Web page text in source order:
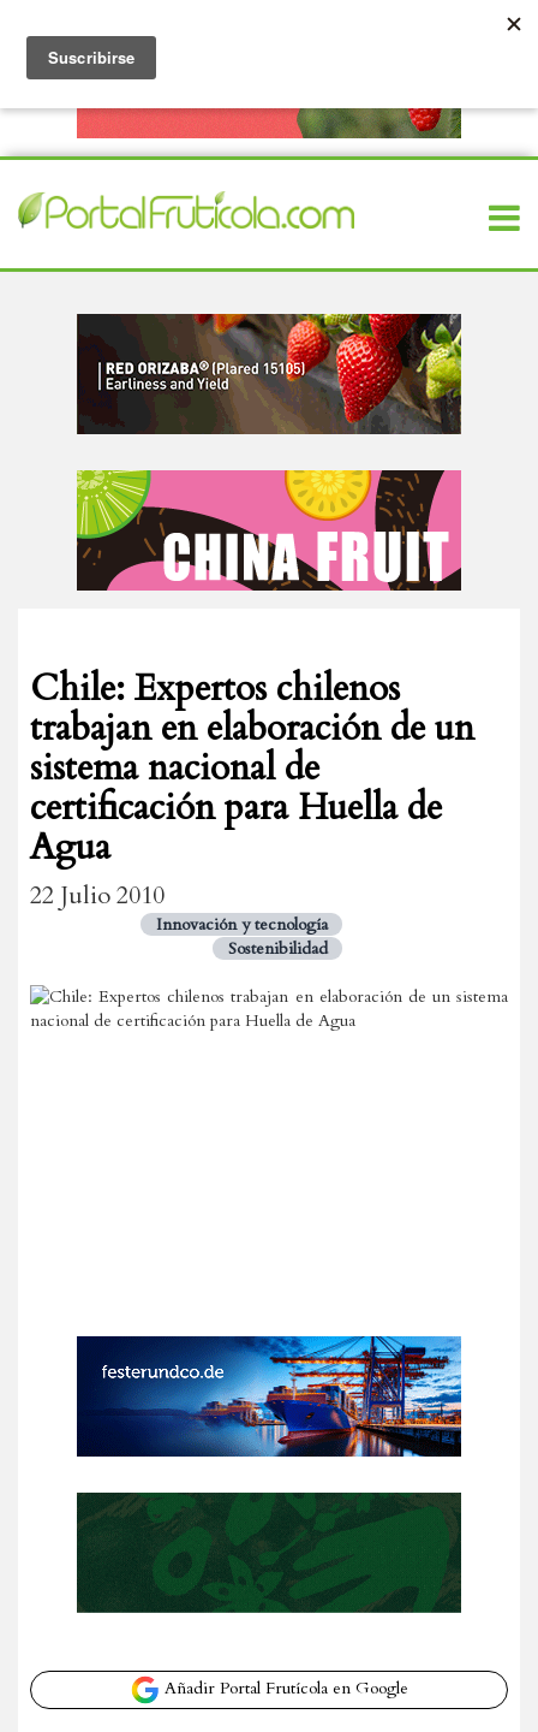
Chile: Expertos chilenos
trabajan en elaboración de un
sistema nacional de
certificación para Huella de
Agua
22 Julio 2010
Innovación y tecnología
Sostenibilidad
Añadir Portal Frutícola en Google